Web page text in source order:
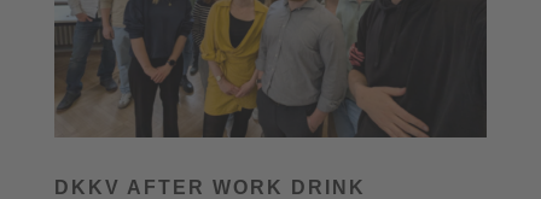
DKKV AFTER WORK DRINK